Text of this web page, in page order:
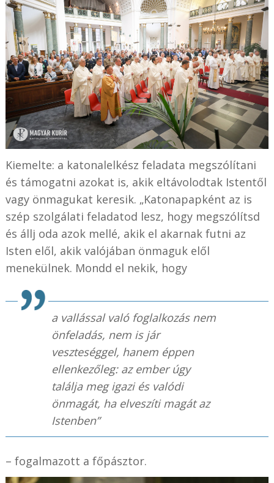
Kiemelte: a katonalelkész feladata megszólítani
és támogatni azokat is, akik eltávolodtak Istentől
vagy önmagukat keresik. „Katonapapként az is
szép szolgálati feladatod lesz, hogy megszólítsd
és állj oda azok mellé, akik el akarnak futni az
Isten elől, akik valójában önmaguk elől
menekülnek. Mondd el nekik, hogy
a vallással való foglalkozás nem
önfeladás, nem is jár
veszteséggel, hanem éppen
ellenkezőleg: az ember úgy
találja meg igazi és valódi
önmagát, ha elveszíti magát az
Istenben”
– fogalmazott a főpásztor.